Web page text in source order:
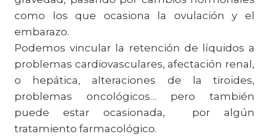
como los que ocasiona la ovulación y el
embarazo.
Podemos vincular la retención de líquidos a
problemas cardiovasculares, afectación renal,
o hepática, alteraciones de la tiroides,
problemas oncológicos… pero también
puede estar ocasionada, por algún
tratamiento farmacológico.